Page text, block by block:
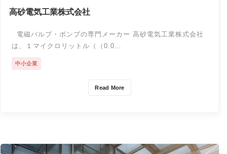
高砂電気工業株式会社
電磁バルブ・ポンプの専門メーカー 高砂電気工業株式会社
は、１マイクロリットル（（0.0…
Read More
中⼩企業